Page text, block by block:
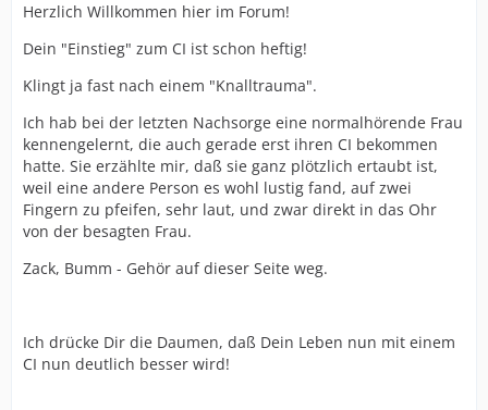
Herzlich Willkommen hier im Forum!
Dein "Einstieg" zum CI ist schon heftig!
Klingt ja fast nach einem "Knalltrauma".
Ich hab bei der letzten Nachsorge eine normalhörende Frau
kennengelernt, die auch gerade erst ihren CI bekommen
hatte. Sie erzählte mir, daß sie ganz plötzlich ertaubt ist,
weil eine andere Person es wohl lustig fand, auf zwei
Fingern zu pfeifen, sehr laut, und zwar direkt in das Ohr
von der besagten Frau.
Zack, Bumm - Gehör auf dieser Seite weg.
Ich drücke Dir die Daumen, daß Dein Leben nun mit einem
CI nun deutlich besser wird!